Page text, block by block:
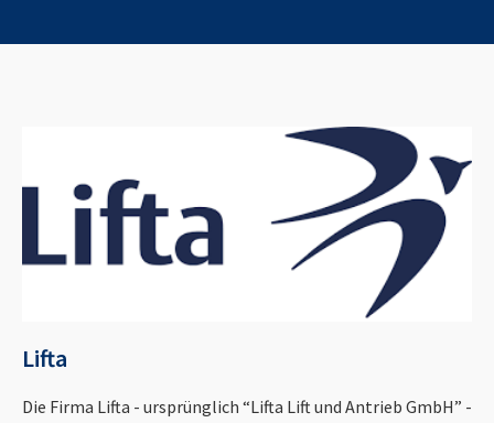
Lifta
Die Firma Lifta - ursprünglich “Lifta Lift und Antrieb GmbH” -